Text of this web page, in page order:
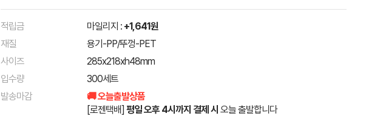
적립금 마일리지 : +1,641원
재질
용기-PP/뚜껑-PET
사이즈
285x218xh48mm
입수량
300세트
발송마감
🚚 오늘출발상품
[로젠택배] 평일 오후 4시까지 결제 시 오늘 출발합니다